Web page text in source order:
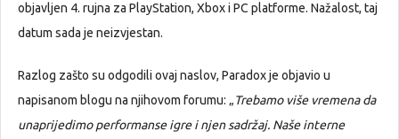
objavljen 4. rujna za PlayStation, Xbox i PC platforme. Nažalost, taj
datum sada je neizvjestan.
Razlog zašto su odgodili ovaj naslov, Paradox je objavio u
napisanom blogu na njihovom forumu: „Trebamo više vremena da
unaprijedimo performanse igre i njen sadržaj. Naše interne